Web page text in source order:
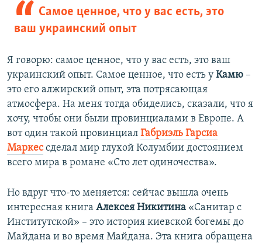
Самое ценное, что у вас есть, это
ваш украинский опыт
Я говорю: самое ценное, что у вас есть, это ваш
украинский опыт. Самое ценное, что есть у Камю –
это его алжирский опыт, эта потрясающая
атмосфера. На меня тогда обиделись, сказали, что я
хочу, чтобы они были провинциалами в Европе. А
вот один такой провинциал Габриэль Гарсиа
Маркессделал мир глухой Колумбии достоянием
всего мира в романе «Сто лет одиночества».
Но вдруг что-то меняется: сейчас вышла очень
интересная книга Алексея Никитина «Санитар с
Институтской» – это история киевской богемы до
Майдана и во время Майдана. Эта книга обращена